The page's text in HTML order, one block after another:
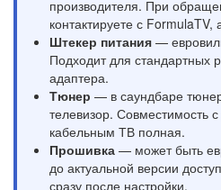
производителя. При
контактируете с FormulaTV,
Штекер питания —
Подходит для стандартных
адаптера.
Тюнер — в саундбаре
телевизор. Совместимость
кабельным ТВ полная.
Прошивка — может быть
до актуальной версии
сразу после настройки.